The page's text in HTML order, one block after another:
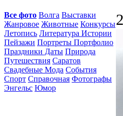
Все фото Волга Выставки
Жанровое Животные Конкурсы
Летопись Литература Истории
Пейзажи Портреты Портфолио
Праздники Даты Природа
Путешествия Саратов
Свадебные Мода События
Спорт Справочная Фотографы
Энгельс Юмор